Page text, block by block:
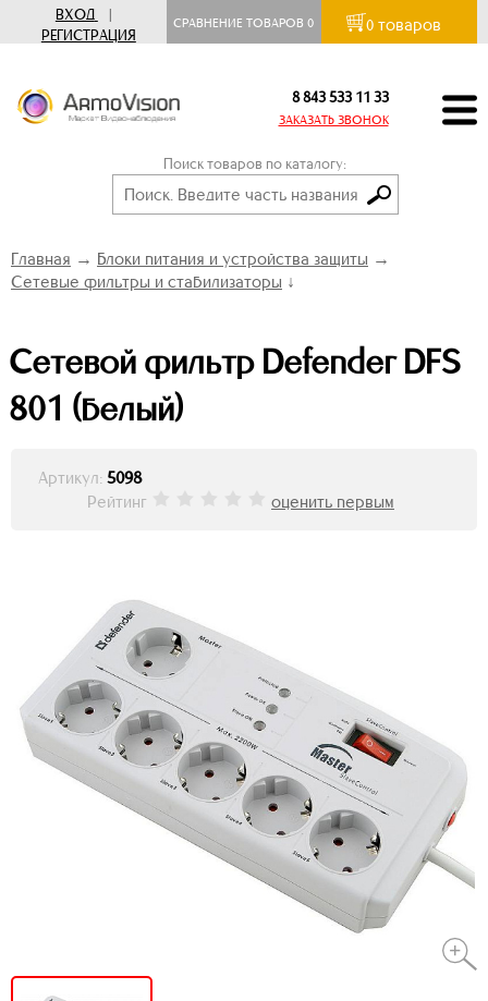
ВХОД
|
РЕГИСТРАЦИЯ
СРАВНЕНИЕ ТОВАРОВ0 0 товаров
8 843 533 11 33
ЗАКАЗАТЬ ЗВОНОК
Поиск товаров по каталогу:
Главная → Блоки питания и устройства защиты →
Сетевые фильтры и стабилизаторы ↓
Сетевой фильтр Defender DFS
801 (белый)
Артикул: 5098
Рейтинг
оценить первым